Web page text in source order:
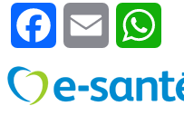
Facebook Email